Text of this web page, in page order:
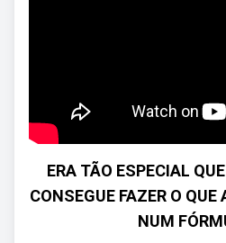
ERA TÃO ESPECIAL
CONSEGUE FAZER O
NUM